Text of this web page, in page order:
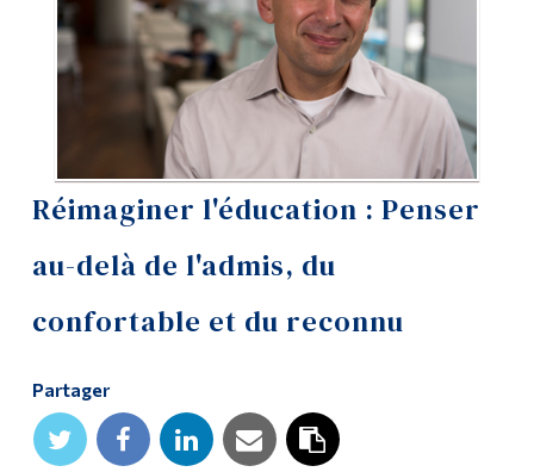
Réimaginer l'éducation : Penser
au-delà de l'admis, du
confortable et du reconnu
Partager
Menu principal
Programmes
Formation continue
Admissions
La vie à Dawson
Qui vous êtes
Futurs étudiants
personnel administratif
Diplômé·es et visiteur·euses